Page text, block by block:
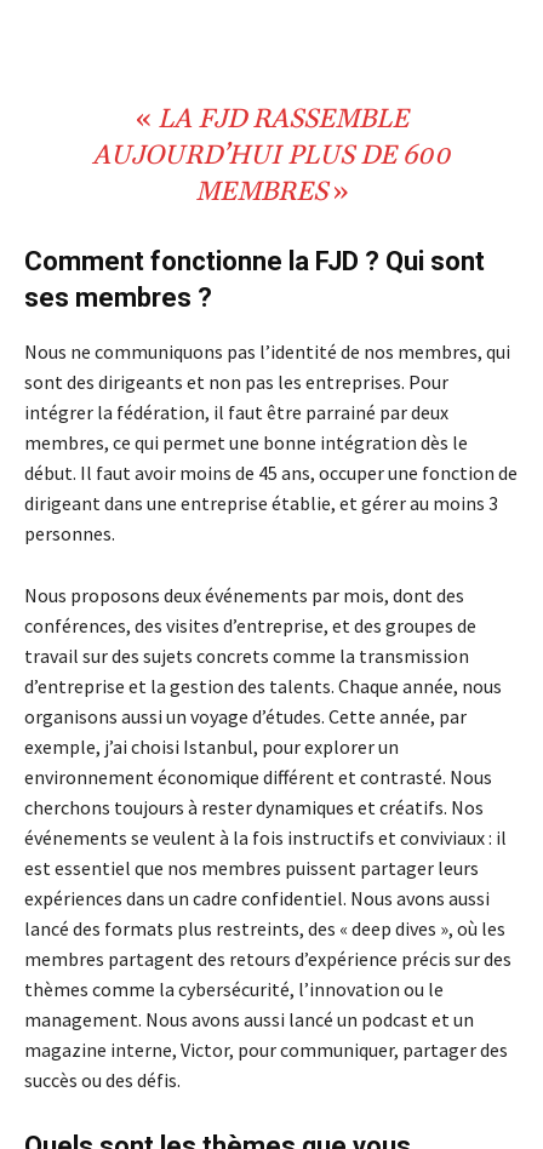
« LAFJDRASSEMBLE
AUJOURD’HUI PLUS DE600
MEMBRES»
Comment fonctionne la FJD ? Qui sont
ses membres ?
Nous ne communiquons pas l’identité de nos membres, qui
sont des dirigeants et non pas les entreprises. Pour
intégrer la fédération, il faut être parrainé par deux
membres, ce qui permet une bonne intégration dès le
début. Il faut avoir moins de 45 ans, occuper une fonction de
dirigeant dans une entreprise établie, et gérer au moins 3
personnes.
Nous proposons deux événements par mois, dont des
conférences, des visites d’entreprise, et des groupes de
travail sur des sujets concrets comme la transmission
d’entreprise et la gestion des talents. Chaque année, nous
organisons aussi un voyage d’études. Cette année, par
exemple, j’ai choisi Istanbul, pour explorer un
environnement économique différent et contrasté. Nous
cherchons toujours à rester dynamiques et créatifs. Nos
événements se veulent à la fois instructifs et conviviaux : il
est essentiel que nos membres puissent partager leurs
expériences dans un cadre confidentiel. Nous avons aussi
lancé des formats plus restreints, des « deep dives », où les
membres partagent des retours d’expérience précis sur des
thèmes comme la cybersécurité, l’innovation ou le
management. Nous avons aussi lancé un podcast et un
magazine interne, Victor, pour communiquer, partager des
succès ou des défis.